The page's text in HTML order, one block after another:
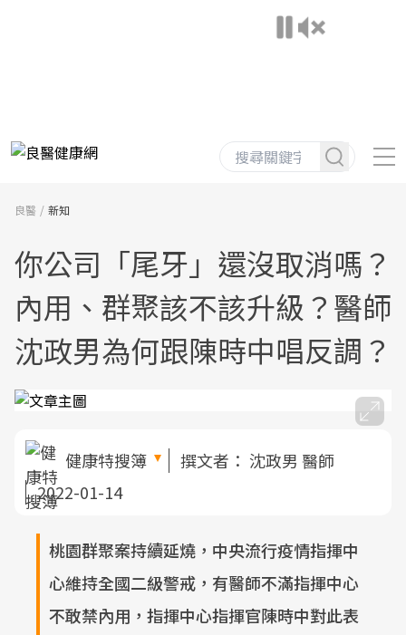
良醫 新知
你公司「尾牙」還沒取消嗎？
內用、群聚該不該升級？醫師
沈政男為何跟陳時中唱反調？
健康特搜簿 撰文者： 沈政男 醫師
2022-01-14
桃園群聚案持續延燒，中央流行疫情指揮中
心維持全國二級警戒，有醫師不滿指揮中心
不敢禁內用，指揮中心指揮官陳時中對此表